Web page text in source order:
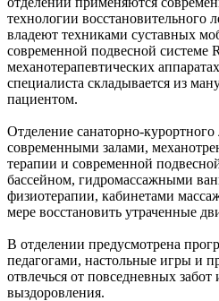
технологии восстановительного
владеют техниками суставных
современной подвесной системе
механотерапевтических
специалиста складывается из
пациентом.
Отделение санаторно-
современными залами,
терапии и современной
бассейном, гидромассажными
физиотерапии, кабинетами
мере восстановить утраченные
В отделении предусмотрена
педагогами, настольные игры и
отвлечься от повседневных
выздоровления.